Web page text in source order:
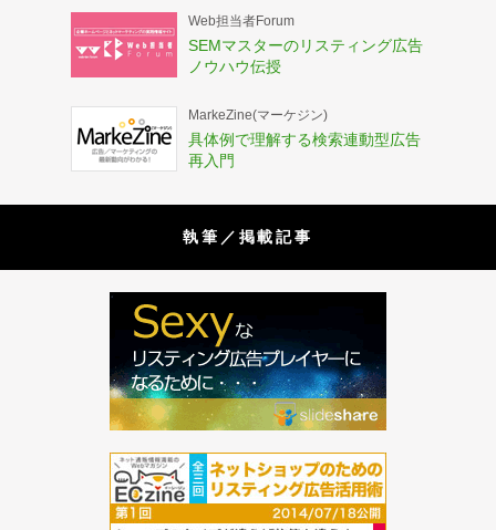
Web担当者Forum
SEMマスターのリスティング広告
ノウハウ伝授
MarkeZine(マーケジン)
具体例で理解する検索連動型広告
再入門
執筆／掲載記事